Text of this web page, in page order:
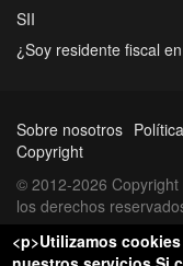
SII
¿Soy residente fiscal
Sobre nosotros
Copyright
© 2012-2026
los derechos
<p>Utilizamos